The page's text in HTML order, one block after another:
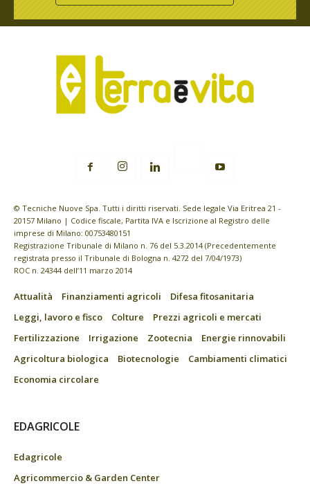
© Tecniche Nuove Spa. Tutti i diritti riservati. Sede legale Via Eritrea 21 -
20157 Milano | Codice fiscale, Partita IVA e Iscrizione al Registro delle
imprese di Milano: 00753480151
Registrazione Tribunale di Milano n. 76 del 5.3.2014 (Precedentemente
registrata presso il Tribunale di Bologna n. 4272 del 7/04/1973)
ROC n. 24344 dell’11 marzo 2014
Attualità Finanziamenti agricoli
Difesa fitosanitaria
Leggi, lavoro e fisco
Colture
Prezzi agricoli e mercati
Fertilizzazione
Irrigazione Zootecnia
Energie rinnovabili
Agricoltura biologica
Biotecnologie
Cambiamenti climatici
Economia circolare
EDAGRICOLE
Edagricole
Agricommercio & Garden Center